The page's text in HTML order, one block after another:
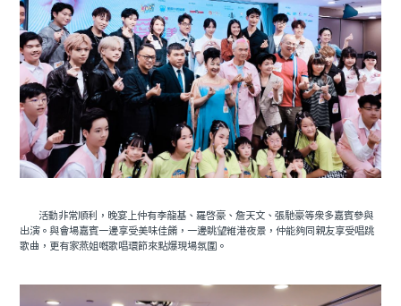
活動非常順利，晚宴上仲有李龍基、羅啟豪、詹天文、張馳豪等眾多嘉賓參與
出演。與會場嘉賓一邊享受美味佳餚，一邊眺望維港夜景，仲能夠同親友享受唱跳
歌曲，更有家燕姐嘅歌唱環節來點爆現場氛圍。